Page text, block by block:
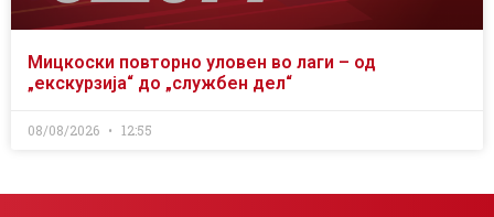
Мицкоски повторно уловен во лаги – од
„екскурзија“ до „службен дел“
08/08/2026 12:55